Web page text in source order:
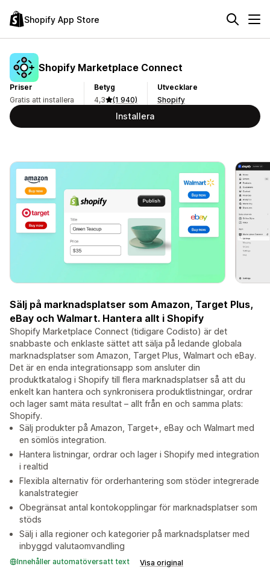
Shopify App Store
Shopify Marketplace Connect
Priser
Gratis att installera
Betyg
4,3
(1 940)
Utvecklare
Shopify
Installera
Sälj på marknadsplatser som Amazon, Target Plus,
eBay och Walmart. Hantera allt i Shopify
Shopify Marketplace Connect (tidigare Codisto) är det
snabbaste och enklaste sättet att sälja på ledande globala
marknadsplatser som Amazon, Target Plus, Walmart och eBay.
Det är en enda integrationsapp som ansluter din
produktkatalog i Shopify till flera marknadsplatser så att du
enkelt kan hantera och synkronisera produktlistningar, ordrar
och lager samt mäta resultat – allt från en och samma plats:
Shopify.
Sälj produkter på Amazon, Target+, eBay och Walmart med
en sömlös integration.
Hantera listningar, ordrar och lager i Shopify med integration
i realtid
Flexibla alternativ för orderhantering som stöder integrerade
kanalstrategier
Obegränsat antal kontokopplingar för marknadsplatser som
stöds
Sälj i alla regioner och kategorier på marknadsplatser med
inbyggd valutaomvandling
Innehåller automatöversatt text Visa original